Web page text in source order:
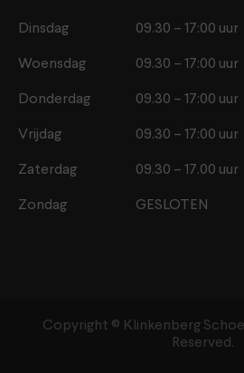
Dinsdag 09.30 – 17:00 uur
Woensdag 09.30 – 17:00 uur
Donderdag 09.30 – 17:00 uur
Vrijdag 09.30 – 17:00 uur
Zaterdag 09.30 – 17.00 uur
Zondag GESLOTEN
Copyright ©️ Klinkenberg
Reserved.